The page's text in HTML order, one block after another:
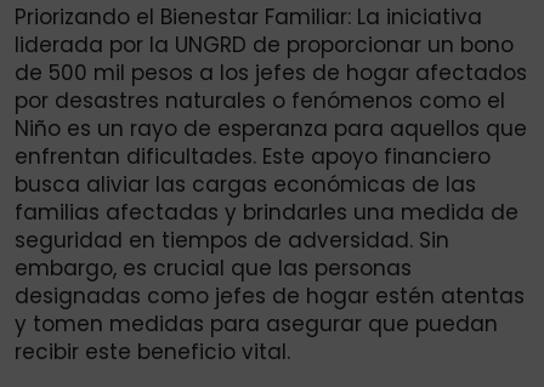
Priorizando el Bienestar Familiar: La iniciativa
liderada por la UNGRD de proporcionar un bono
de 500 mil pesos a los jefes de hogar afectados
por desastres naturales o fenómenos como el
Niño es un rayo de esperanza para aquellos que
enfrentan dificultades. Este apoyo financiero
busca aliviar las cargas económicas de las
familias afectadas y brindarles una medida de
seguridad en tiempos de adversidad. Sin
embargo, es crucial que las personas
designadas como jefes de hogar estén atentas
y tomen medidas para asegurar que puedan
recibir este beneficio vital.